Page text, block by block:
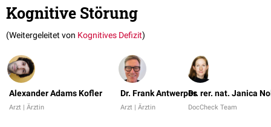
Kognitive Störung
(Weitergeleitet von Kognitives Defizit)
Alexander Adams Kofler
Arzt | Ärztin
Dr. Frank Antwerpes
Arzt | Ärztin
Dr. rer. nat. Janica
DocCheck Team